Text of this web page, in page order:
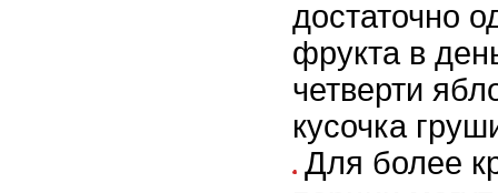
достаточно
фрукта в
четверти
кусочка
Для более